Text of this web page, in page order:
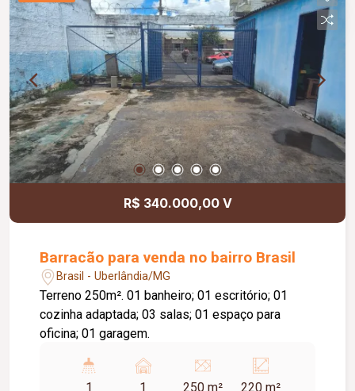
R$ 340.000,00 V
Barracão para venda no bairro Brasil
Brasil - Uberlândia/MG
Terreno 250m². 01 banheiro; 01 escritório; 01
cozinha adaptada; 03 salas; 01 espaço para
oficina; 01 garagem.
1 1 250 m² 220 m²